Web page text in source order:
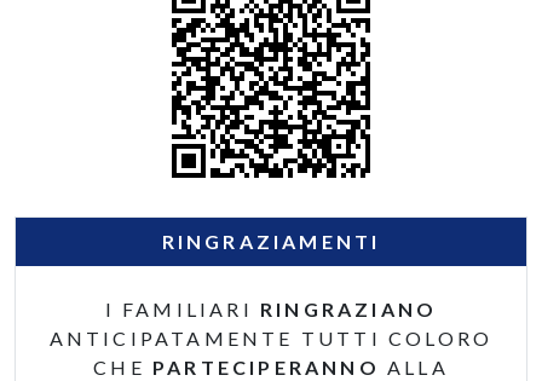
RINGRAZIAMENTI
I FAMILIARI RINGRAZIANO
ANTICIPATAMENTE TUTTI COLORO
CHE PARTECIPERANNO ALLA